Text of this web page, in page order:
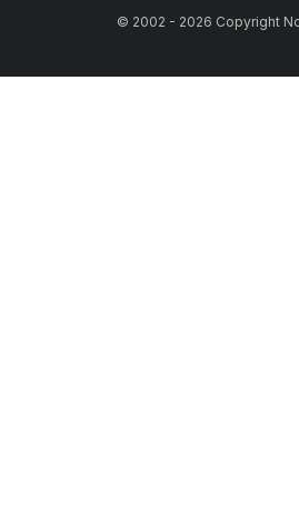
© 2002 - 2026 Copyright